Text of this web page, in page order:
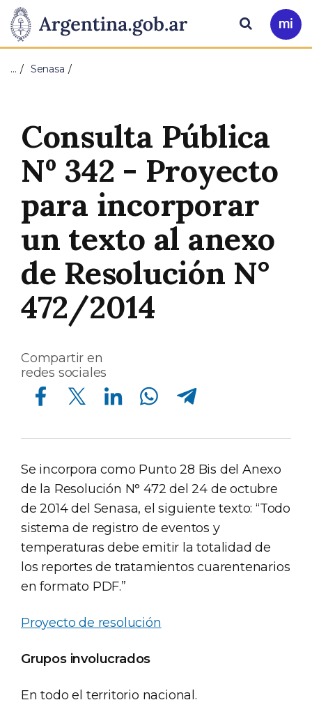
Presidencia
de
Nación
Pasar al contenido principal
Ir
a
Buscar
… Senasa
Consulta Pública
Nº 342 - Proyecto
para incorporar
un texto al anexo
de Resolución N°
472/2014
Compartir en
redes sociales
Compartir en Facebook Compartir en Twitter Compartir en Linkedin Compartir en Whatsapp Compartir en Telegram
Se incorpora como Punto 28 Bis del Anexo
de la Resolución N° 472 del 24 de octubre
de 2014 del Senasa, el siguiente texto: “Todo
sistema de registro de eventos y
temperaturas debe emitir la totalidad de
los reportes de tratamientos cuarentenarios
en formato PDF.”
Proyecto de resolución
Grupos involucrados
En todo el territorio nacional.